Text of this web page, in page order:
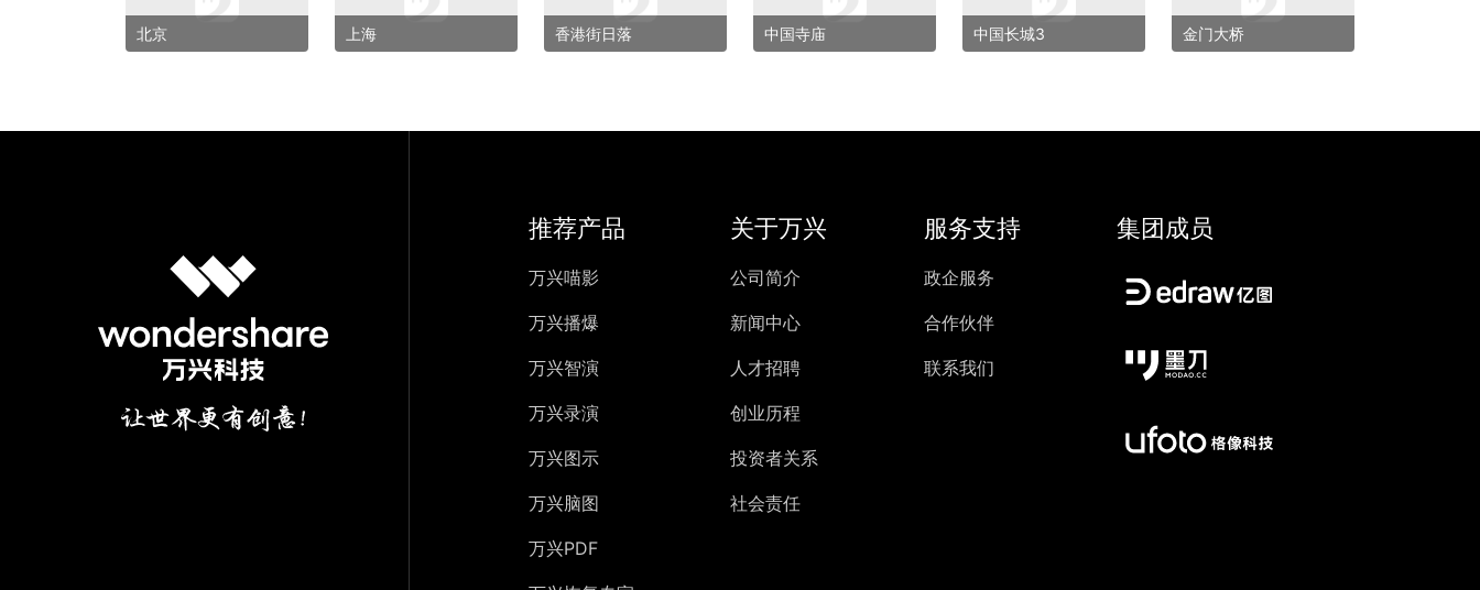
北京 上海 香港街日落 中国寺庙 中国长城3 金门大桥
推荐产品
万兴喵影
万兴播爆
万兴智演
万兴录演
万兴图示
万兴脑图
万兴PDF
关于万兴
公司简介
新闻中心
人才招聘
创业历程
投资者关系
社会责任
服务支持
政企服务
合作伙伴
联系我们
集团成员